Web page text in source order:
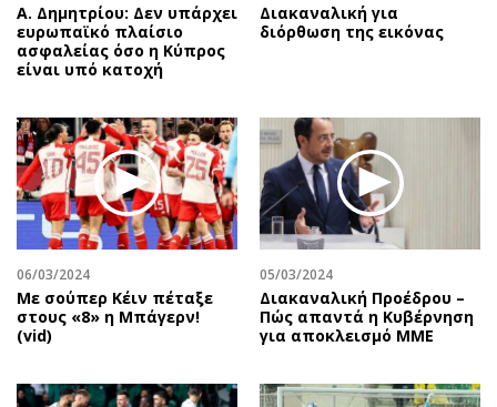
Α. Δημητρίου: Δεν υπάρχει
ευρωπαϊκό πλαίσιο
ασφαλείας όσο η Κύπρος
είναι υπό κατοχή
Διακαναλική για
διόρθωση της εικόνας
06/03/2024
Με σούπερ Κέιν πέταξε
στους «8» η Μπάγερν!
(vid)
05/03/2024
Διακαναλική Προέδρου –
Πώς απαντά η Κυβέρνηση
για αποκλεισμό ΜΜΕ